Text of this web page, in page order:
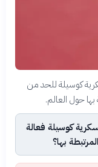
كوسيلة للحد من
حول العالم.
كوسيلة فعالة
بها؟